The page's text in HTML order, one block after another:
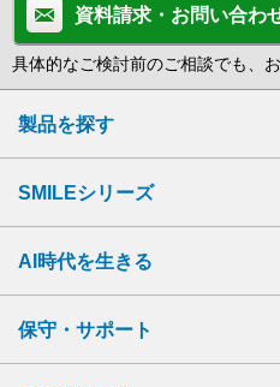
資料請求・お問い合わ
具体的なご検討前のご相談でも、
製品を探す
SMILEシリーズ
AI時代を生きる
保守・サポート